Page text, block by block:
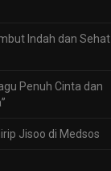
Indah dan Sehat
Penuh Cinta dan
Jisoo di Medsos